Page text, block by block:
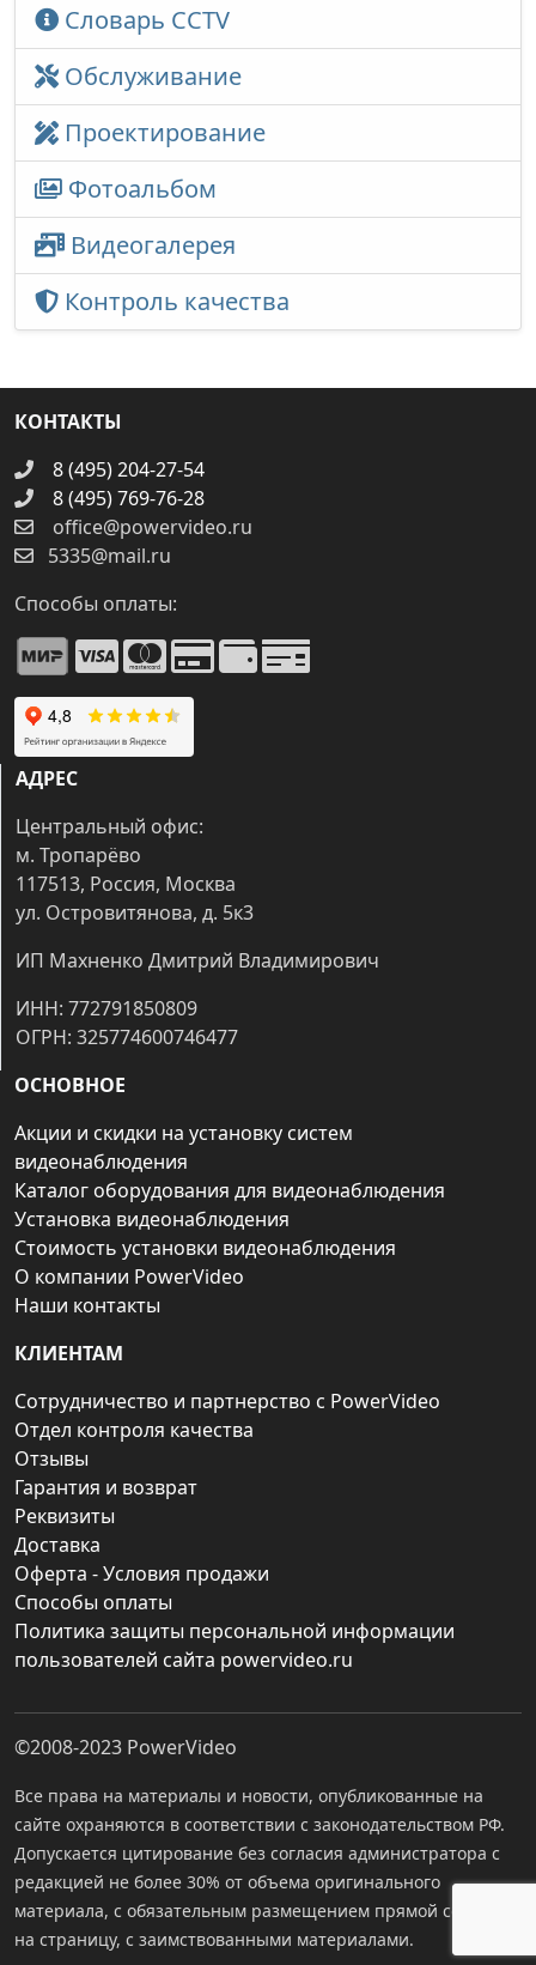
Словарь CCTV
Обслуживание
Проектирование
Фотоальбом
Видеогалерея
Контроль качества
КОНТАКТЫ
8 (495) 204-27-54
8 (495) 769-76-28
office@powervideo.ru
5335@mail.ru
Способы оплаты:
АДРЕС
Центральный офис:
м. Тропарёво
117513, Россия, Москва
ул. Островитянова, д. 5к3
ИП Махненко Дмитрий Владимирович
ИНН: 772791850809
ОГРН: 325774600746477
ОСНОВНОЕ
Акции и скидки на установку систем
видеонаблюдения
Каталог оборудования для видеонаблюдения
Установка видеонаблюдения
Стоимость установки видеонаблюдения
О компании PowerVideo
Наши контакты
КЛИЕНТАМ
Сотрудничество и партнерство с PowerVideo
Отдел контроля качества
Отзывы
Гарантия и возврат
Реквизиты
Доставка
Оферта - Условия продажи
Способы оплаты
Политика защиты персональной информации
пользователей сайта powervideo.ru
©2008-2023 PowerVideo
Все права на материалы и новости, опубликованные на
сайте охраняются в соответствии с законодательством РФ.
Допускается цитирование без согласия администратора с
редакцией не более 30% от объема оригинального
материала, с обязательным размещением прямой ссылки
на страницу, с заимствованными материалами.